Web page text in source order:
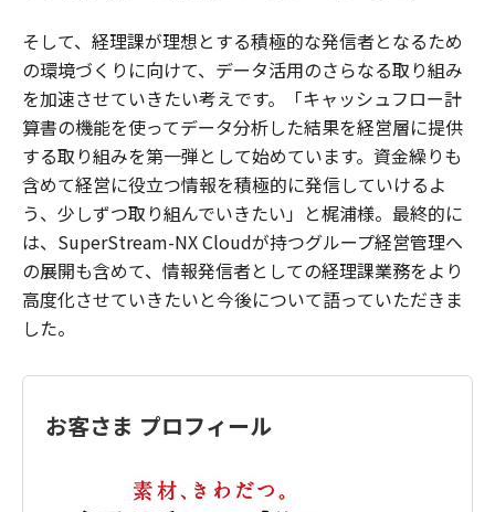
そして、経理課が理想とする積極的な発信者となるため
の環境づくりに向けて、データ活用のさらなる取り組み
を加速させていきたい考えです。「キャッシュフロー計
算書の機能を使ってデータ分析した結果を経営層に提供
する取り組みを第一弾として始めています。資金繰りも
含めて経営に役立つ情報を積極的に発信していけるよ
う、少しずつ取り組んでいきたい」と梶浦様。最終的に
は、SuperStream-NX Cloudが持つグループ経営管理へ
の展開も含めて、情報発信者としての経理課業務をより
高度化させていきたいと今後について語っていただきま
した。
お客さま プロフィール